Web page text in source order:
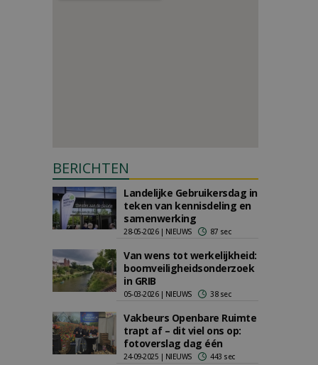
BERICHTEN
Landelijke Gebruikersdag in
teken van kennisdeling en
samenwerking
28-05-2026 | NIEUWS 87 sec
Van wens tot werkelijkheid:
boomveiligheidsonderzoek
in GRIB
05-03-2026 | NIEUWS 38 sec
Vakbeurs Openbare Ruimte
trapt af – dit viel ons op:
fotoverslag dag één
24-09-2025 | NIEUWS 443 sec